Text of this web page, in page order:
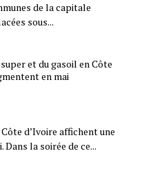
de la capitale
sous...
et du gasoil en Côte
en mai
d’Ivoire affichent une
Dans la soirée de ce...